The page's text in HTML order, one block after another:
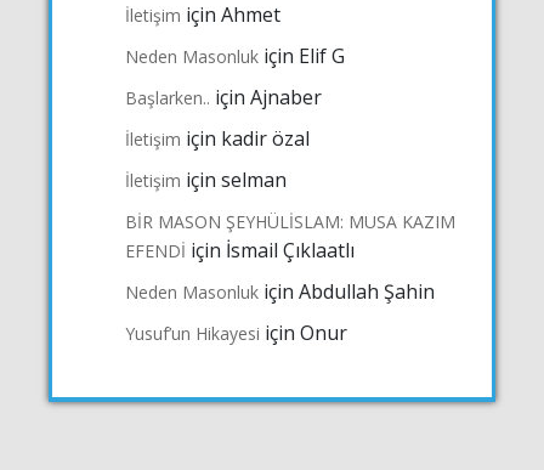
İletişim için Ahmet
Neden Masonluk için Elif G
Başlarken.. için Ajnaber
İletişim için kadir özal
İletişim için selman
BİR MASON ŞEYHÜLİSLAM: MUSA KAZIM
EFENDİ için İsmail Çıklaatlı
Neden Masonluk için Abdullah Şahin
Yusuf’un Hikayesi için Onur